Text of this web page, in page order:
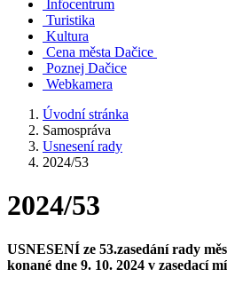
Infocentrum
Turistika
Kultura
Cena města Dačice
Poznej Dačice
Webkamera
Úvodní stránka
Samospráva
Usnesení rady
2024/53
2024/53
USNESENÍ ze 53.zasedání rady
konané dne 9. 10. 2024 v zasedací